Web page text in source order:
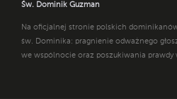
Św. Dominik Guzman
Na oficjalnej stronie polskich
św. Dominika: pragnienie odważnego
we wspólnocie oraz poszukiwania prawdy